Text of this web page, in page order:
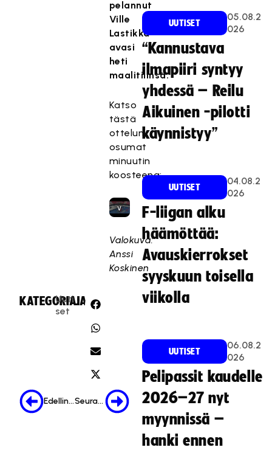
pelannut
Ville
Lastikka
avasi
heti
maalitilinsä.
Katso
tästä
ottelun
osumat
minuutin
koosteena:
s
t
e
t
t
y
k
o
s
k
a
s
v
i
n
Valokuva:
Anssi
Koskinen
KATEGORIA:
Uuti
set
JAA:
Edellinen Seuraava
UUTISET
05.08.2
026
“Kannustava
ilmapiiri syntyy
yhdessä – Reilu
Aikuinen -pilotti
käynnistyy”
UUTISET
04.08.2
026
F-liigan alku
häämöttää:
Avauskierrokset
syyskuun toisella
viikolla
UUTISET
06.08.2
026
Pelipassit kaudelle
2026–27 nyt
myynnissä –
hanki ennen